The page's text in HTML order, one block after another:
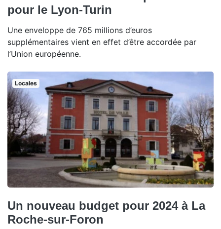
pour le Lyon-Turin
Une enveloppe de 765 millions d’euros
supplémentaires vient en effet d’être accordée par
l’Union européenne.
Locales
Un nouveau budget pour 2024 à La
Roche-sur-Foron